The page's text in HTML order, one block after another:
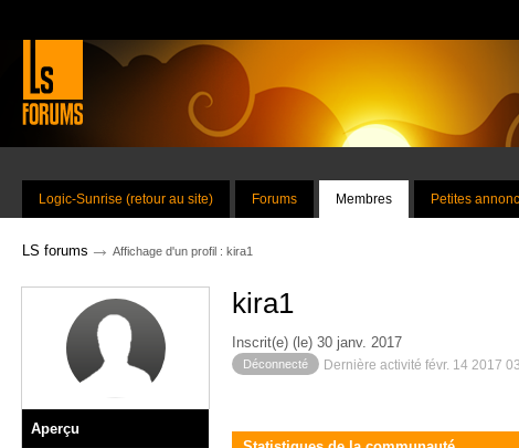
Logic-Sunrise (retour au site) Forums Membres Petites
LS forums → Affichage d'un profil : kira1
Aperçu
kira1
Inscrit(e) (le) 30 janv. 2017
Déconnecté Dernière activité févr. 14 2017